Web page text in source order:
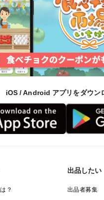
iOS / Android アプリをダウン
？
出品したい
出品者募集